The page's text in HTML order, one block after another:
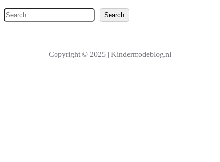
Z
o
Search
Copyright © 2025 | Kindermodeblog.nl